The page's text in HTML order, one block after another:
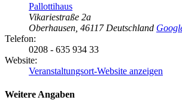
Pallottihaus
Vikariestraße 2a
Oberhausen 46117 Deutschland
Telefon:
0208 - 635 934 33
Website:
Veranstaltungsort-Website anzeigen
Weitere Angaben